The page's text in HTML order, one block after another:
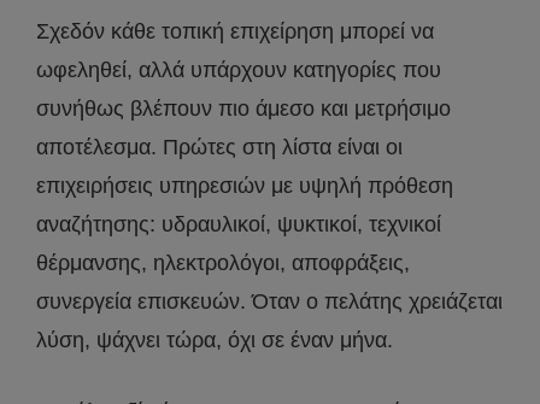
Σχεδόν κάθε τοπική επιχείρηση μπορεί να
ωφεληθεί, αλλά υπάρχουν κατηγορίες που
συνήθως βλέπουν πιο άμεσο και μετρήσιμο
αποτέλεσμα. Πρώτες στη λίστα είναι οι
επιχειρήσεις υπηρεσιών με υψηλή πρόθεση
αναζήτησης: υδραυλικοί, ψυκτικοί, τεχνικοί
θέρμανσης, ηλεκτρολόγοι, αποφράξεις,
συνεργεία επισκευών. Όταν ο πελάτης χρειάζεται
λύση, ψάχνει τώρα, όχι σε έναν μήνα.